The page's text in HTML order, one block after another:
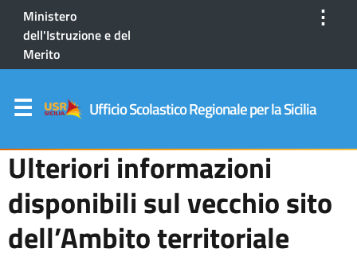
Ministero
dell'Istruzione e del
Merito
⋮
Ufficio Scolastico Regionale per la Sicilia
Ulteriori informazioni
disponibili sul vecchio sito
dell’Ambito territoriale